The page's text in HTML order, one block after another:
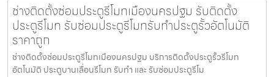
ช่างติดตั้งซ่อมประตูรีโมทเมืองนครปฐม รับติดตั้ง
ประตูรีโมท รับซ่อมประตูรีโมทรับทำประตูรั้วอัตโนมัติ
ราคาถูก
ช่างติดตั้งซ่อมประตูรีโมทเมืองนครปฐม บริการติดตั้งประตูรั้วรีโมท
อัตโนมัติ ประตูบานเลื่อนรีโมท รับทำ และ รับซ่อมประตูรีโม